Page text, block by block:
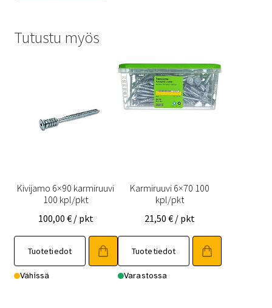
Tutustu myös
Kivijamo 6×90 karmiruuvi
100 kpl/pkt
100,00 € / pkt
Tuotetiedot
Vähissä
Karmiruuvi 6×70 100
kpl/pkt
21,50€ / pkt
Tuotetiedot
Varastossa